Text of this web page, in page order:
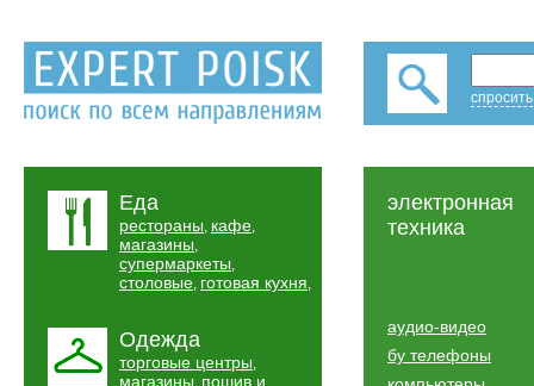
Еда
рестораны, кафе,
магазины,
супермаркеты,
столовые, готовая кухня,
Одежда
торговые центры,
магазины, пошив и
электронная
техника
аудио-видео
бу телефоны